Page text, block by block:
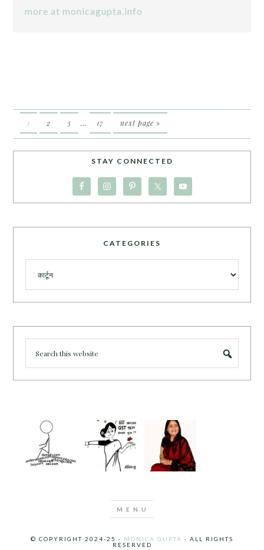
more at monicagupta.info
1 2 3 … 17 next page »
STAY CONNECTED
CATEGORIES
© COPYRIGHT 2024-25 · MONICA GUPTA · ALL RIGHTS
RESERVED